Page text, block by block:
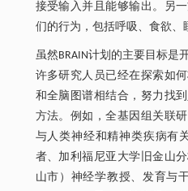
接受输入并且能够输出。另
们的行为，包括呼吸、食欲、
虽然BRAIN计划的主要目标是
许多研究人员已经在探索如
和全脑图谱相结合，努力找
方法。例如，全基因组关联
与人类神经和精神类疾病有
者、加利福尼亚大学旧金山
山市）神经学教授、发育与